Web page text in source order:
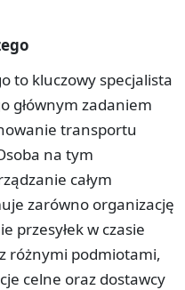
to kluczowy specjalista
głównym zadaniem
transportu
na tym
całym
zarówno organizację
przesyłek w czasie
różnymi podmiotami,
celne oraz dostawcy